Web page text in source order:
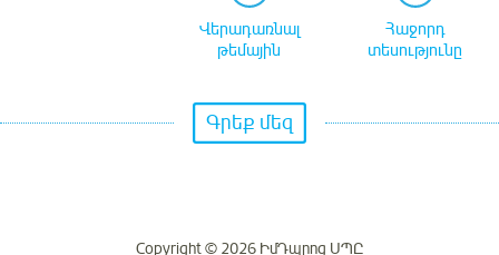
Վերադառնալ
թեմային
Հաջորդ
տեսությունը
Գրեք մեզ
Copyright © 2026 ԻմԴպրոց ՍՊԸ